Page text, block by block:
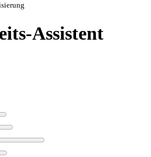
Assistent